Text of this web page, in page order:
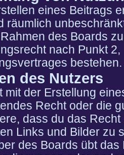
eines Beitrags
räumlich
des Boards
nach Punkt
bestehen.
des Nutzers
mit der Erstellung
Recht oder die
dass du das
Links und Bilder zu
des Boards übt